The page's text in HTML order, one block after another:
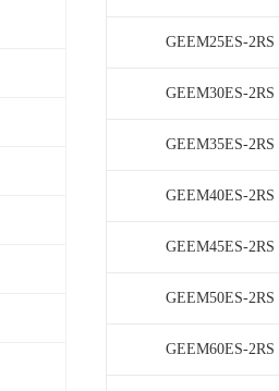
GEEM25ES-2RS
GEEM30ES-2RS
GEEM35ES-2RS
GEEM40ES-2RS
GEEM45ES-2RS
GEEM50ES-2RS
GEEM60ES-2RS